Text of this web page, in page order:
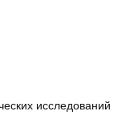
исследований